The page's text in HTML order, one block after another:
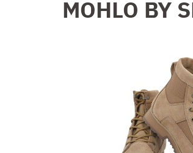
MOHLO BY